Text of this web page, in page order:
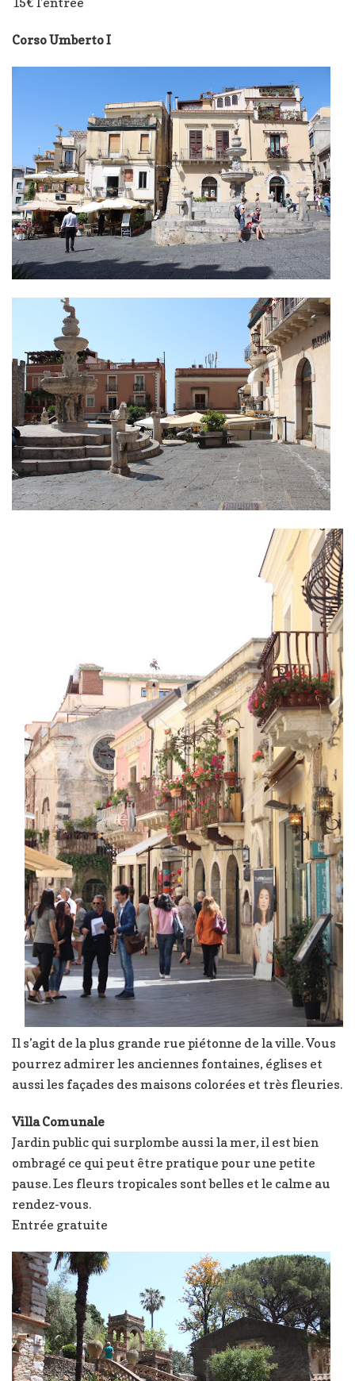
Corso Umberto I
Il s’agit de la plus grande rue piétonne de la ville. Vous
pourrez admirer les anciennes fontaines, églises et
aussi les façades des maisons colorées et très fleuries.
Villa Comunale
Jardin public qui surplombe aussi la mer, il est bien
ombragé ce qui peut être pratique pour une petite
pause. Les fleurs tropicales sont belles et le calme au
rendez-vous.
Entrée gratuite